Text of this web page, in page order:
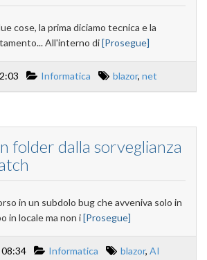
cose, la prima diciamo tecnica e la
All'interno di[Prosegue]
Informatica blazor, net
folder dalla sorveglianza
in un subdolo bug che avveniva solo in
in locale ma non i[Prosegue]
08:34 Informatica blazor, AI